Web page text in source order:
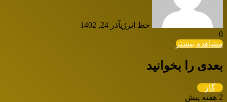
خط انرژیآذر 24, 1402
0
مشاهده بیشتر
بعدی را بخوانید
گاز
2 هفته پیش